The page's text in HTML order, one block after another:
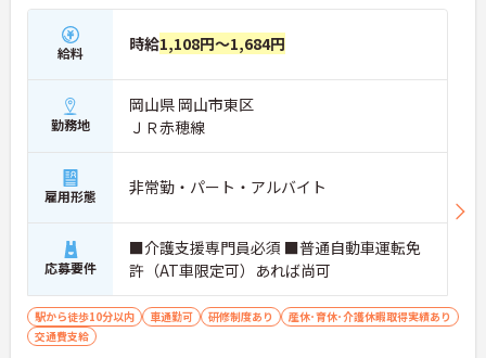
給料 時給1,108円～1,684円
勤務地
岡山県 岡山市東区
ＪＲ赤穂線
雇用形態 非常勤・パート・アルバイト
応募要件
■介護支援専門員必須 ■普通自動車運転免
許（AT車限定可）あれば尚可
駅から徒歩10分以内 車通勤可 研修制度あり
産休･育休･介護休暇取得実績あり
交通費支給